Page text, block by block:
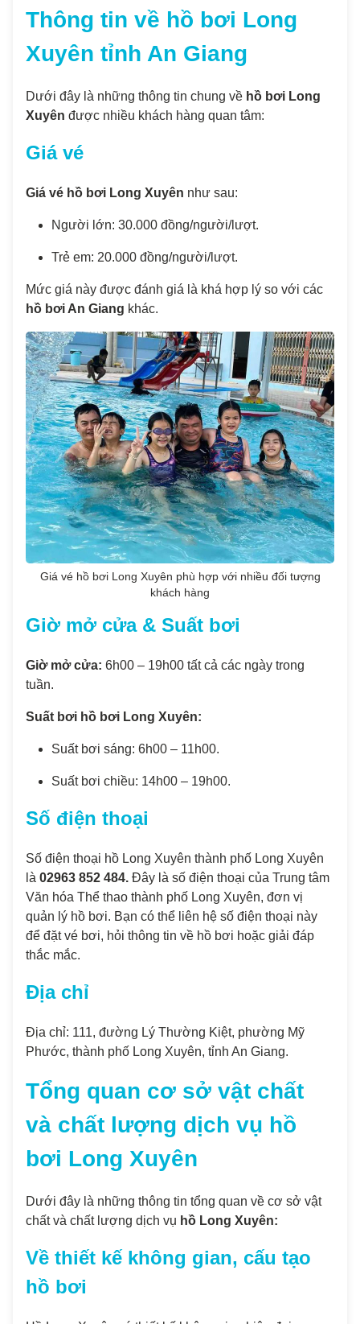
Thông tin về hồ bơi Long
Xuyên tỉnh An Giang
Dưới đây là những thông tin chung về hồ bơi Long
Xuyên được nhiều khách hàng quan tâm:
Giá vé
Giá vé hồ bơi Long Xuyên như sau:
Người lớn: 30.000 đồng/người/lượt.
Trẻ em: 20.000 đồng/người/lượt.
Mức giá này được đánh giá là khá hợp lý so với các
hồ bơi An Giang khác.
Giá vé hồ bơi Long Xuyên phù hợp với nhiều đối tượng
khách hàng
Giờ mở cửa & Suất bơi
Giờ mở cửa: 6h00 – 19h00 tất cả các ngày trong
tuần.
Suất bơi hồ bơi Long Xuyên:
Suất bơi sáng: 6h00 – 11h00.
Suất bơi chiều: 14h00 – 19h00.
Số điện thoại
Số điện thoại hồ Long Xuyên thành phố Long Xuyên
là 02963 852 484. Đây là số điện thoại của Trung tâm
Văn hóa Thể thao thành phố Long Xuyên, đơn vị
quản lý hồ bơi. Bạn có thể liên hệ số điện thoại này
để đặt vé bơi, hỏi thông tin về hồ bơi hoặc giải đáp
thắc mắc.
Địa chỉ
Địa chỉ: 111, đường Lý Thường Kiệt, phường Mỹ
Phước, thành phố Long Xuyên, tỉnh An Giang.
Tổng quan cơ sở vật chất
và chất lượng dịch vụ hồ
bơi Long Xuyên
Dưới đây là những thông tin tổng quan về cơ sở vật
chất và chất lượng dịch vụ hồ Long Xuyên:
Về thiết kế không gian, cấu tạo
hồ bơi